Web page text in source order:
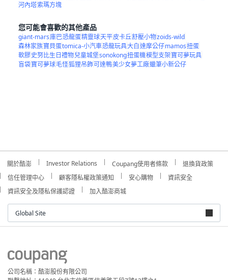
河內塔索瑪方塊
您可能會喜歡的其他產品
giant-mars庫巴恐龍蛋精靈球天平皮卡丘舒壓小物zoids-wild
森林家族寶貝蛋tomica-小汽車恐龍玩具大白達摩公仔mamos扭蛋
軟膠史努比生日禮物兒童城堡sonokong扭蛋機模型支架寶可夢玩具
盲袋寶可夢球毛怪狐狸吊飾可達鴨美少女夢工廠蠟筆小新公仔
關於酷澎 Investor Relations Coupang使用者條款
退換貨政策
信任管理中心
顧客隱私權政策通知 安心購物
資訊安全
資訊安全及隱私保護認證
加入酷澎商城
Global Site
公司名稱：酷澎股份有限公司